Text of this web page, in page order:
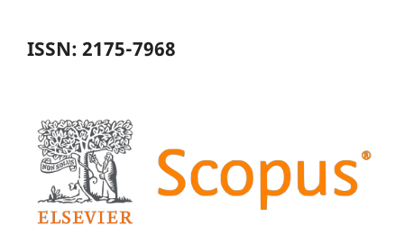
ISSN: 2175-7968